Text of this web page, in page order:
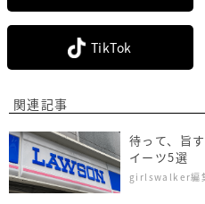
TikTok
関連記事
待って、旨
イーツ5選
girlswalker編